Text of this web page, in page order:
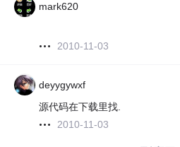
mark620
2010-11-03
deyygywxf
源代码在下载里找.
2010-11-03